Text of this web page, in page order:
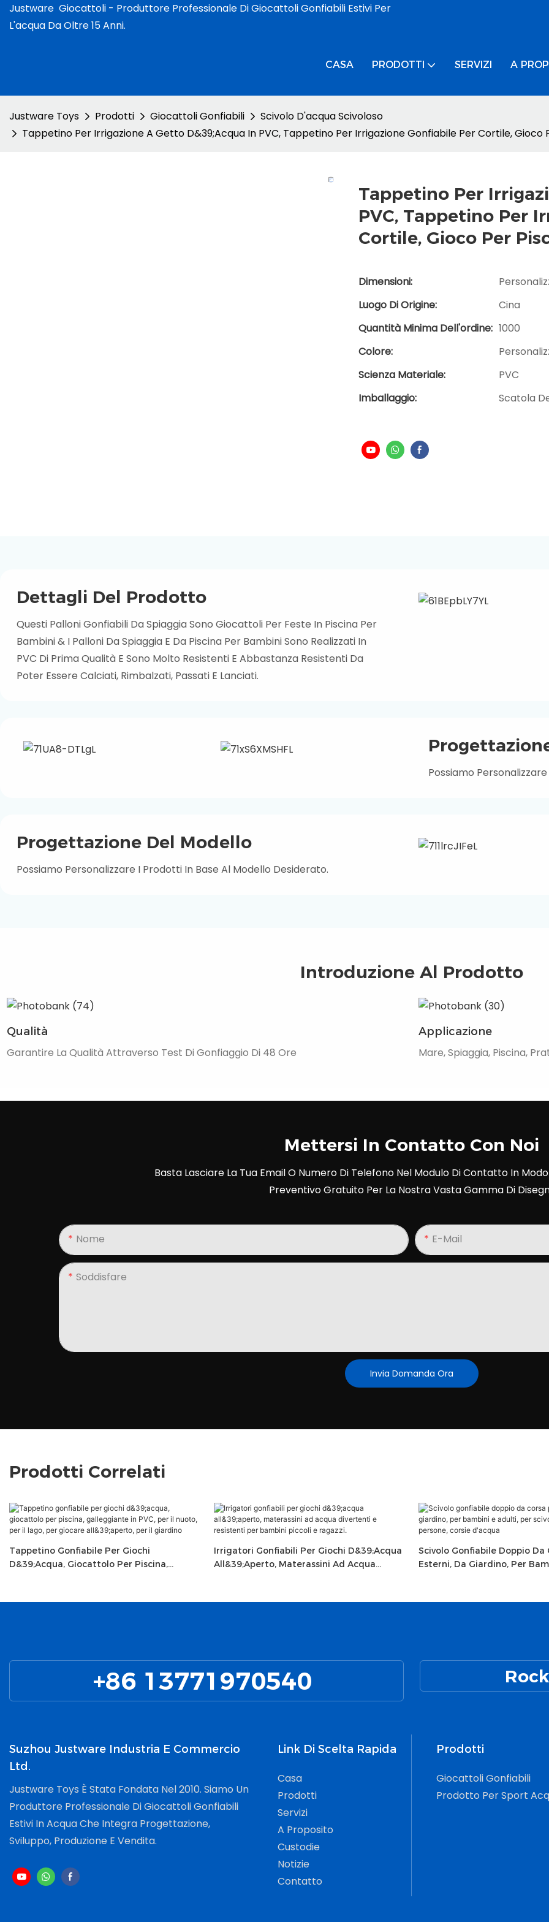
Justware Giocattoli - Produttore Professionale Di Giocattoli Gonfiabili Estivi Per
L'acqua Da Oltre 15 Anni.
CASA PRODOTTI SERVIZI A
Justware Toys Prodotti Giocattoli Gonfiabili
Scivolo D'acqua Scivoloso
Tappetino Per Irrigazione A Getto D&39;acqua In PVC, Tappetino Per Irrigazione Gonfiabile Per Cortile, Gioco
Tappetino Per
PVC, Tappetino Per
Cortile, Gioco Per
Dimensioni:
Luogo Di Origine:
Cina
Quantità Minima Dell'ordine: 1000
Colore:
Scienza Materiale:
PVC
Imballaggio:
Scatola
Dettagli Del Prodotto
Questi Palloni Gonfiabili Da Spiaggia Sono Giocattoli Per Feste In Piscina Per
Bambini & I Palloni Da Spiaggia E Da Piscina Per Bambini Sono Realizzati In
PVC Di Prima Qualità E Sono Molto Resistenti E Abbastanza Resistenti Da
Poter Essere Calciati, Rimbalzati, Passati E Lanciati.
Possiamo
Progettazione Del Modello
Possiamo Personalizzare I Prodotti In Base Al Modello Desiderato.
Introduzione Al Prodotto
Qualità
Garantire La Qualità Attraverso Test Di Gonfiaggio Di 48 Ore
Applicazione
Mare, Spiaggia, Piscina,
Mettersi In Contatto Con Noi
Basta Lasciare La Tua Email O Numero Di Telefono Nel Modulo Di Contatto In
Preventivo Gratuito Per La Nostra Vasta Gamma Di
Nome E-Mail
Soddisfare
Invia Domanda Ora
Prodotti Correlati
Tappetino Gonfiabile Per Giochi
D&39;acqua, Giocattolo Per Piscina,
Giardino
Irrigatori Gonfiabili Per Giochi D&39;acqua
All&39;aperto, Materassini Ad Acqua
Scivolo Gonfiabile Doppio Da
Esterni, Da Giardino, Per
+86 13771970540
Suzhou Justware Industria E Commercio
Ltd.
Justware Toys È Stata Fondata Nel 2010. Siamo Un
Produttore Professionale Di Giocattoli Gonfiabili
Estivi In ​​acqua Che Integra Progettazione,
Sviluppo, Produzione E Vendita.
Link Di Scelta Rapida
Casa
Prodotti
Servizi
A Proposito
Custodie
Notizie
Contatto
Prodotti
Giocattoli Gonfiabili
Prodotto Per Sport